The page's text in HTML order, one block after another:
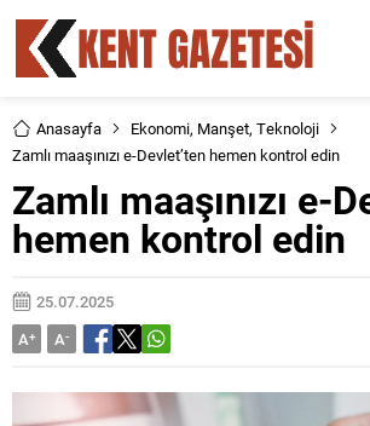
Anasayfa Ekonomi, Manşet, Teknoloji
Zamlı maaşınızı e-Devlet’ten hemen kontrol edin
Zamlı maaşınızı e-
hemen kontrol edin
25.07.2025
A+ A-